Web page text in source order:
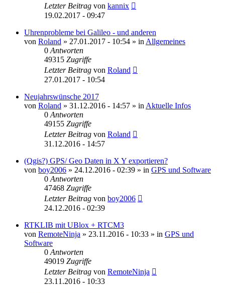
Letzter Beitrag von kannix
19.02.2017 - 09:47
Uhrenprobleme bei Galileo - und anderen
von Roland » 27.01.2017 - 10:54 » in Allgemeines
0 Antworten
49315 Zugriffe
Letzter Beitrag von Roland
27.01.2017 - 10:54
Neujahrswünsche 2017
von Roland » 31.12.2016 - 14:57 » in Aktuelle Infos
0 Antworten
49155 Zugriffe
Letzter Beitrag von Roland
31.12.2016 - 14:57
(Qgis?) GPS/ Geo Daten in X Y exportieren?
von boy2006 » 24.12.2016 - 02:39 » in GPS und Software
0 Antworten
47468 Zugriffe
Letzter Beitrag von boy2006
24.12.2016 - 02:39
RTKLIB mit UBlox + RTCM3
von RemoteNinja » 23.11.2016 - 10:33 » in GPS und
Software
0 Antworten
49019 Zugriffe
Letzter Beitrag von RemoteNinja
23.11.2016 - 10:33